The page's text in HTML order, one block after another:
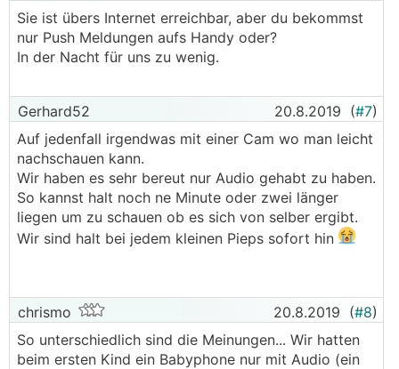
Sie ist übers Internet erreichbar, aber du bekommst
nur Push Meldungen aufs Handy oder?
In der Nacht für uns zu wenig.
Gerhard52 20.8.2019 (#7)
Auf jedenfall irgendwas mit einer Cam wo man leicht
nachschauen kann.
Wir haben es sehr bereut nur Audio gehabt zu haben.
So kannst halt noch ne Minute oder zwei länger
liegen um zu schauen ob es sich von selber ergibt.
Wir sind halt bei jedem kleinen Pieps sofort hin
chrismo 20.8.2019 (#8)
So unterschiedlich sind die Meinungen... Wir hatten
beim ersten Kind ein Babyphone nur mit Audio (ein